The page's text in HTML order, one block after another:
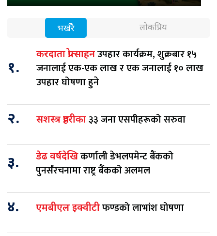
भर्खरै लोकप्रिय
१.
करदाता प्रोत्साहनउपहार कार्यक्रम, शुक्रबार १५
जनालाई एक-एक लाख र एक जनालाई १० लाख
उपहार घोषणा हुने
२. सशस्त्र प्रहरीका३३ जना एसपीहरूको सरुवा
३. डेढ वर्षदेखिकर्णाली डेभलपमेन्ट बैंकको
पुनर्संरचनामा राष्ट्र बैंकको अलमल
४. एमबीएल इक्वीटीफण्डको लाभांश घोषणा